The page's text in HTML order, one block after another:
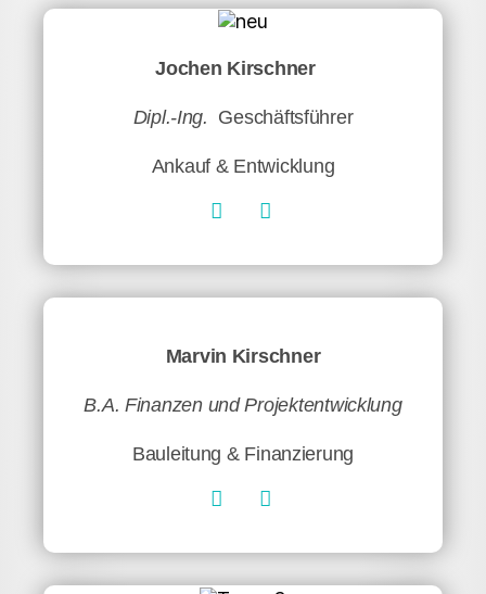
Jochen Kirschner
Dipl.-Ing. Geschäftsführer
Ankauf & Entwicklung
Marvin Kirschner
B.A. Finanzen und Projektentwicklung
Bauleitung & Finanzierung